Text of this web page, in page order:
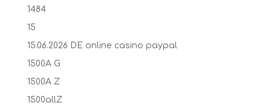
1484
15
15.06.2026 DE online casino paypal
1500A G
1500A Z
1500allZ